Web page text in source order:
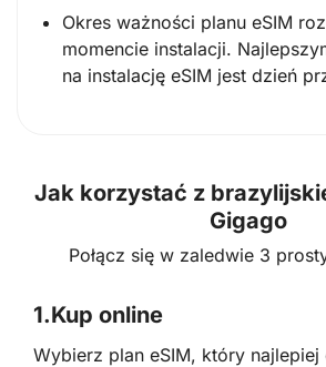
Okres ważności planu eSIM
momencie instalacji.
na instalację eSIM jest dzień
Jak korzystać z
Gigago
Połącz się w zaledwie 3
1.Kup online
Wybierz plan eSIM, który